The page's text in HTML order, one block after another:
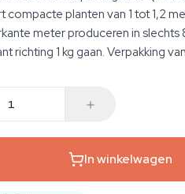
compacte planten van 1 tot 1,2
meter produceren in slechts
richting 1 kg gaan. Verpakking
In winkelwagen